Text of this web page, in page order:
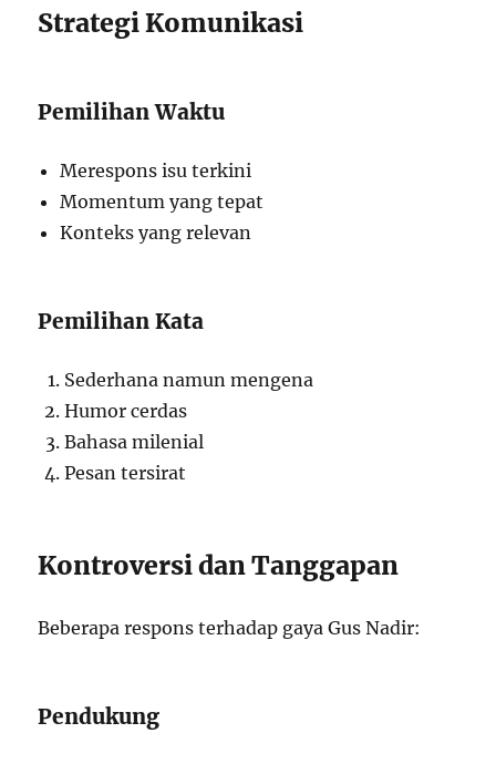
Strategi Komunikasi
Pemilihan Waktu
Merespons isu terkini
Momentum yang tepat
Konteks yang relevan
Pemilihan Kata
Sederhana namun mengena
Humor cerdas
Bahasa milenial
Pesan tersirat
Kontroversi dan Tanggapan
Beberapa respons terhadap gaya Gus Nadir:
Pendukung